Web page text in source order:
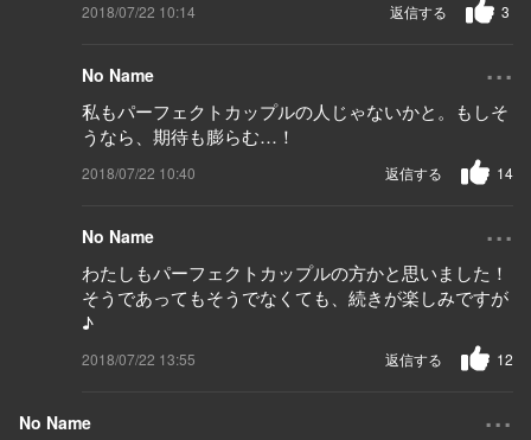
2018/07/22 10:14 3
返信する
No Name ...
私もパーフェクトカップルの人じゃないかと。もしそ
うなら、期待も膨らむ…！
2018/07/22 10:40 14
返信する
No Name ...
わたしもパーフェクトカップルの方かと思いました！
そうであってもそうでなくても、続きが楽しみですが
♪
2018/07/22 13:55 12
返信する
No Name ...